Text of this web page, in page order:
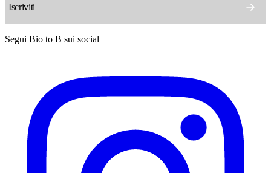
Segui Bio to B sui social